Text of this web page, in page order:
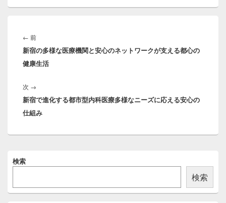
稿
ナ
ビ
ゲ
シ
ョ
ン
← 前前
の
投
新宿の多様な医療機関と安心のネットワークが支える都心の
健康生活
次 →
の
投
新宿で進化する都市型内科医療多様なニーズに応える安心の
仕組み
イ
イ
検索
検索